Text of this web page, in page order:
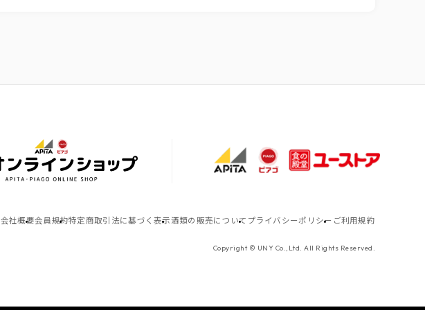
会社概要会員規約特定商取引法に基づく表示 酒類の販売について プライバシーポリシー ご利用規約
Copyright © UNY Co.,Ltd. All Rights Reserved.